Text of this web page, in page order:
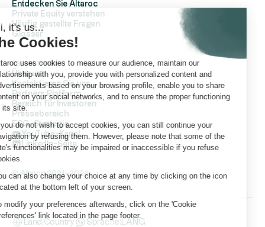
Hi, it's us...
the Cookies!
Altaroc uses cookies to measure our audience, maintain our
relationship with you, provide you with personalized content and
advertisements based on your browsing profile, enable you to share
content on your social networks, and to ensure the proper functioning
of its site.
If you do not wish to accept cookies, you can still continue your
navigation by refusing them. However, please note that some of the
site's functionalities may be impaired or inaccessible if you refuse
cookies.
You can also change your choice at any time by clicking on the icon
located at the bottom left of your screen.
To modify your preferences afterwards, click on the 'Cookie
Preferences' link located in the page footer.
Entdecken Sie Altaroc
Private Equity verstehen
Häufig gestellte Fragen
Glossar
ÜberAltaroc
Über uns
Kontaktieren Sie uns
Partners Platform
Bereich für Investoren
Pressebereich
ESG-Strategie
YouTube-Kanal
LinkedIn-Seite
© Altaroc 2021 -2026
Land:Country Sprache: LANG